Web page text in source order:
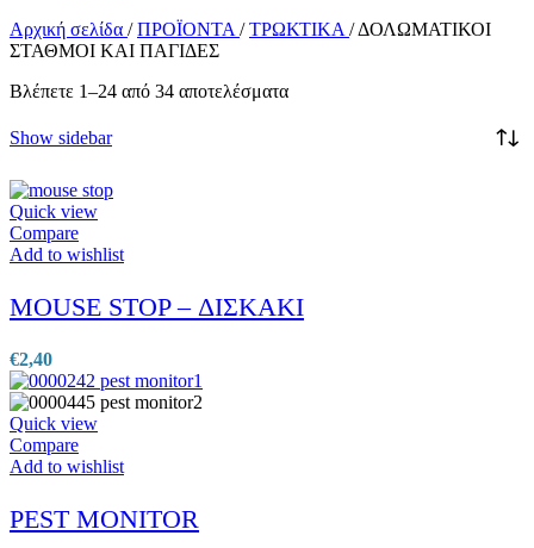
Αρχική σελίδα / ΠΡΟΪΟΝΤΑ / ΤΡΩΚΤΙΚΑ / ΔΟΛΩΜΑΤΙΚΟΙ
ΣΤΑΘΜΟΙ ΚΑΙ ΠΑΓΙΔΕΣ
Βλέπετε 1–24 από 34 αποτελέσματα
Show sidebar
Quick view
Compare
Add to wishlist
MOUSE STOP – ΔΙΣΚΑΚΙ
€2,40
Quick view
Compare
Add to wishlist
PEST MONITOR